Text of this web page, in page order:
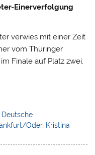
Einerverfolgung
verwies mit einer Zeit
vom Thüringer
Finale auf Platz zwei.
Deutsche
Oder, Kristina